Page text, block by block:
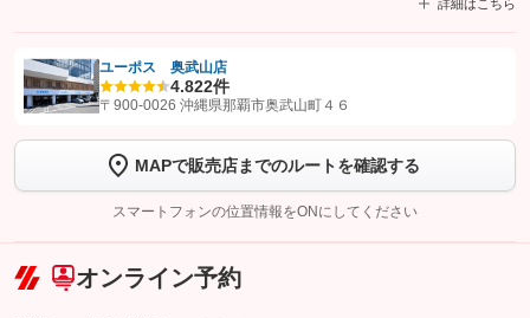
詳細はこちら
【STEP1】認証画面でグーネットを友だち追加してから「許可する」ボタンを押
トーク画面で
ボタンをタップして問い合わせを
完了してください。
こちら
ユーポス 奥武山店
4.822件
〒900-0026 沖縄県那覇市奥武山町４６
MAPで販売店までのルートを確認する
スマートフォンの位置情報をONにしてください
オンライン予約